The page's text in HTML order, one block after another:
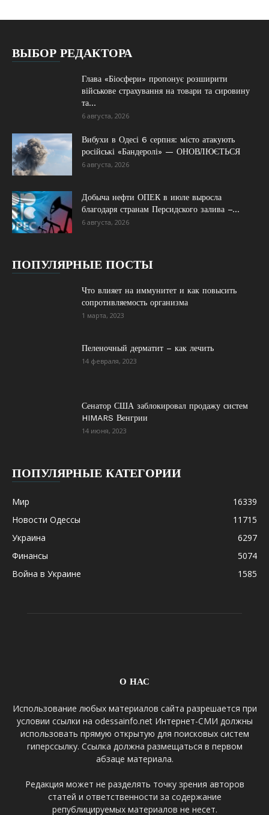
ВЫБОР РЕДАКТОРА
Глава «Біосфери» пропонує розширити
військове страхування на товари та сировину
та...
6 августа, 2026
Вибухи в Одесі 6 серпня: місто атакують
російські «Бандеролі» — ОНОВЛЮЄТЬСЯ
6 августа, 2026
Добыча нефти ОПЕК в июле выросла
благодаря странам Персидского залива –...
6 августа, 2026
ПОПУЛЯРНЫЕ ПОСТЫ
Что влияет на иммунитет и как повысить
сопротивляемость организма
1 марта, 2023
Пеленочный дерматит – как лечить
14 февраля, 2023
Сенатор США заблокировал продажу систем
HIMARS Венгрии
14 июня, 2023
ПОПУЛЯРНЫЕ КАТЕГОРИИ
Мир
16339
Новости Одессы
11715
Украина
6297
Финансы
5074
Война в Украине
1585
О НАС
Использование любых материалов сайта разрешается при
условии ссылки на odessainfo.net Интернет-СМИ должны
использовать прямую открытую для поисковых систем
гиперссылку. Ссылка должна размещаться в первом
абзаце материала.
Редакция может не разделять точку зрения авторов
статей и ответственности за содержание
републицируемых материалов не несет.